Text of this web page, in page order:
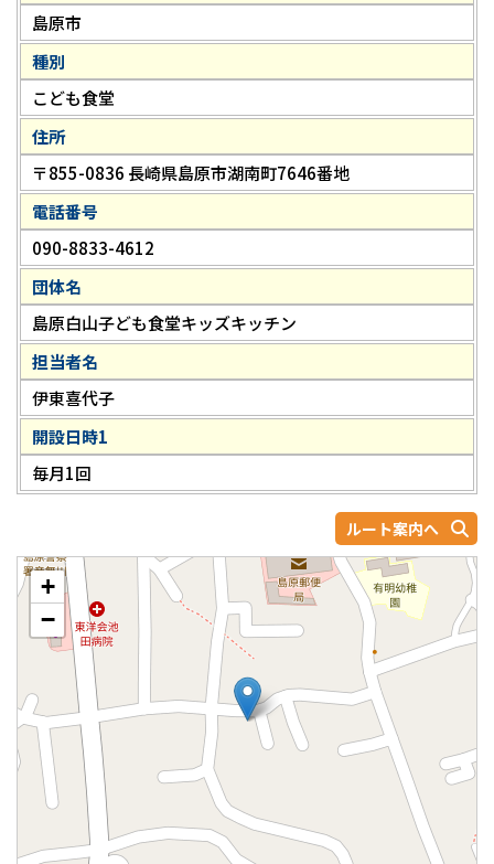
島原市
種別
こども食堂
住所
〒855-0836 長崎県島原市湖南町7646番地
電話番号
090-8833-4612
団体名
島原白山子ども食堂キッズキッチン
担当者名
伊東喜代子
開設日時1
毎月1回
ルート案内へ
+
−